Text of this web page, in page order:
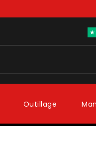
★
Outillage